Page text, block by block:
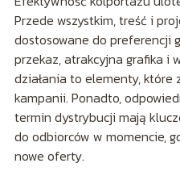
Przede wszystkim, treść i
dostosowane do preferencji
przekaz, atrakcyjna grafika i
działania to elementy, które
kampanii. Ponadto,
termin dystrybucji mają
do odbiorców w momencie,
nowe oferty.